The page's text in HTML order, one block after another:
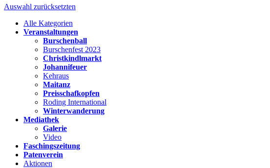
Auswahl zurücksetzten
Alle Kategorien
Veranstaltungen
Burschenball
Burschenfest 2023
Christkindlmarkt
Johannifeuer
Kehraus
Maitanz
Preisschafkopfen
Roding International
Winterwanderung
Mediathek
Galerie
Video
Faschingszeitung
Patenverein
Aktionen